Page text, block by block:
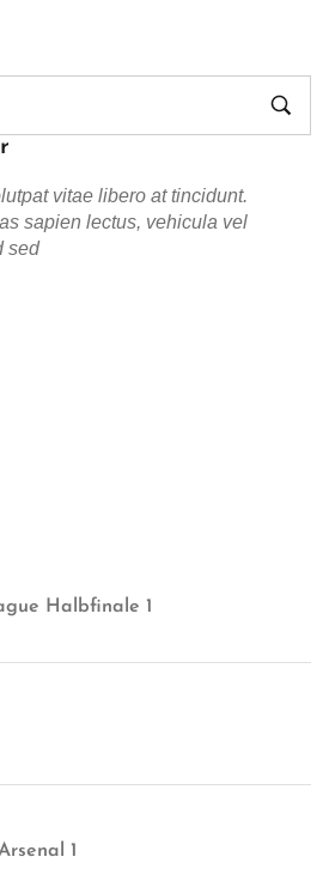
vitae libero at tincidunt.
sapien lectus, vehicula vel
sed
Halbfinale 1
1